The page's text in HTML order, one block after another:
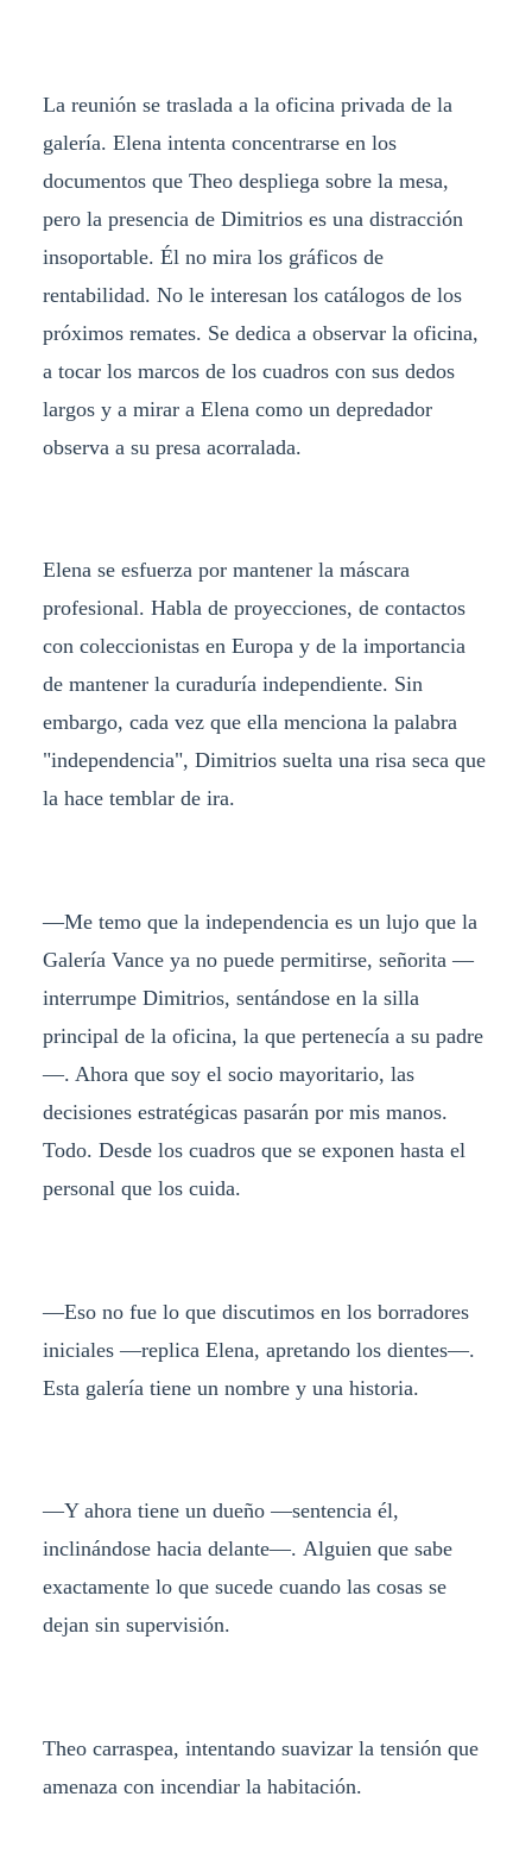
La reunión se traslada a la oficina privada de la
galería. Elena intenta concentrarse en los
documentos que Theo despliega sobre la mesa,
pero la presencia de Dimitrios es una distracción
insoportable. Él no mira los gráficos de
rentabilidad. No le interesan los catálogos de los
próximos remates. Se dedica a observar la oficina,
a tocar los marcos de los cuadros con sus dedos
largos y a mirar a Elena como un depredador
observa a su presa acorralada.
Elena se esfuerza por mantener la máscara
profesional. Habla de proyecciones, de contactos
con coleccionistas en Europa y de la importancia
de mantener la curaduría independiente. Sin
embargo, cada vez que ella menciona la palabra
"independencia", Dimitrios suelta una risa seca que
la hace temblar de ira.
—Me temo que la independencia es un lujo que la
Galería Vance ya no puede permitirse, señorita —
interrumpe Dimitrios, sentándose en la silla
principal de la oficina, la que pertenecía a su padre
—. Ahora que soy el socio mayoritario, las
decisiones estratégicas pasarán por mis manos.
Todo. Desde los cuadros que se exponen hasta el
personal que los cuida.
—Eso no fue lo que discutimos en los borradores
iniciales —replica Elena, apretando los dientes—.
Esta galería tiene un nombre y una historia.
—Y ahora tiene un dueño —sentencia él,
inclinándose hacia delante—. Alguien que sabe
exactamente lo que sucede cuando las cosas se
dejan sin supervisión.
Theo carraspea, intentando suavizar la tensión que
amenaza con incendiar la habitación.